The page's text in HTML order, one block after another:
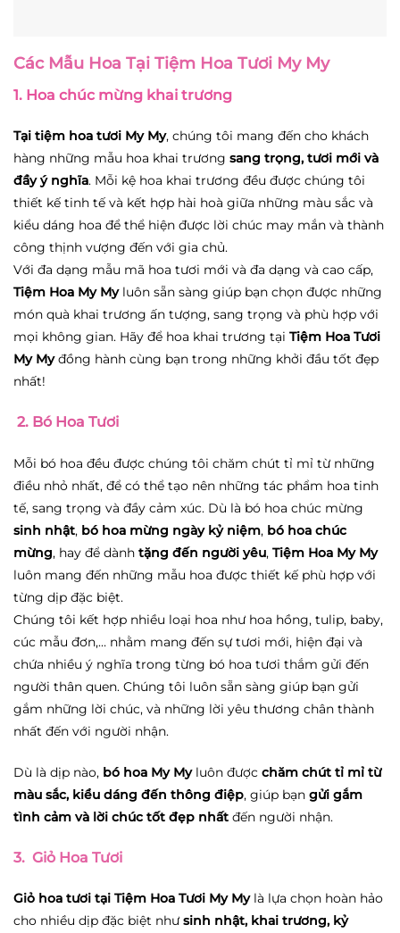
Các Mẫu Hoa Tại Tiệm Hoa Tươi My My
1. Hoa chúc mừng khai trương
Tại tiệm hoa tươi My My, chúng tôi mang đến cho khách
hàng những mẫu hoa khai trương sang trọng, tươi mới và
đầy ý nghĩa. Mỗi kệ hoa khai trương đều được chúng tôi
thiết kế tinh tế và kết hợp hài hoà giữa những màu sắc và
kiểu dáng hoa để thể hiện được lời chúc may mắn và thành
công thịnh vượng đến với gia chủ.
Với đa dạng mẫu mã hoa tươi mới và đa dạng và cao cấp,
Tiệm Hoa My Myluôn sẵn sàng giúp bạn chọn được những
món quà khai trương ấn tượng, sang trọng và phù hợp với
mọi không gian. Hãy để hoa khai trương tại Tiệm Hoa Tươi
My Myđồng hành cùng bạn trong những khởi đầu tốt đẹp
nhất!
2. Bó Hoa Tươi
Mỗi bó hoa đều được chúng tôi chăm chút tỉ mỉ từ những
điều nhỏ nhất, để có thể tạo nên những tác phẩm hoa tinh
tế, sang trọng và đầy cảm xúc. Dù là bó hoa chúc mừng
sinh nhật, bó hoa mừng ngày kỷ niệm, bó hoa chúc
mừng, hay để dành tặng đến người yêu, Tiệm Hoa My My
luôn mang đến những mẫu hoa được thiết kế phù hợp với
từng dịp đặc biệt.
Chúng tôi kết hợp nhiều loại hoa như hoa hồng, tulip, baby,
cúc mẫu đơn,… nhằm mang đến sự tươi mới, hiện đại và
chứa nhiều ý nghĩa trong từng bó hoa tươi thắm gửi đến
người thân quen. Chúng tôi luôn sẵn sàng giúp bạn gửi
gắm những lời chúc, và những lời yêu thương chân thành
nhất đến với người nhận.
Dù là dịp nào, bó hoa My Myluôn được chăm chút tỉ mỉ từ
màu sắc, kiểu dáng đến thông điệp, giúp bạn gửi gắm
tình cảm và lời chúc tốt đẹp nhất đến người nhận.
3. Giỏ Hoa Tươi
Giỏ hoa tươi tại Tiệm Hoa Tươi My Mylà lựa chọn hoàn hảo
cho nhiều dịp đặc biệt nhưsinh nhật, khai trương, kỷ